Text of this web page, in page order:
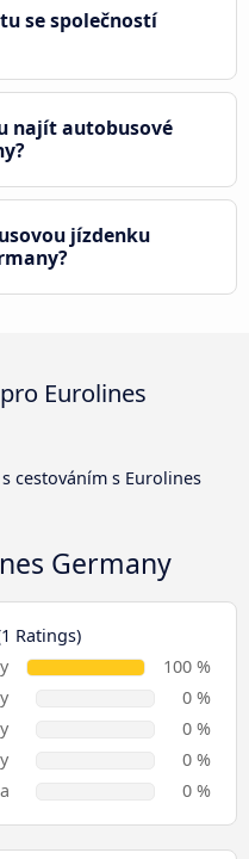
se společností
najít autobusové
jízdenku
Eurolines
cestováním s Eurolines
Germany
Ratings)
100 %
0 %
0 %
0 %
0 %